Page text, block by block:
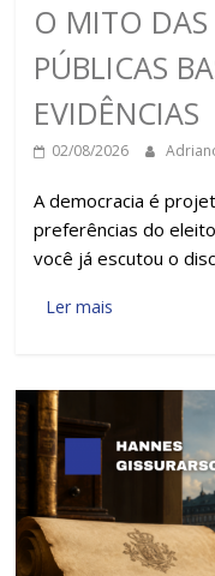
O MITO DAS
PÚBLICAS
EVIDÊNCIAS
02/08/2026
A democracia é
preferências do
você já escutou o
Ler mais